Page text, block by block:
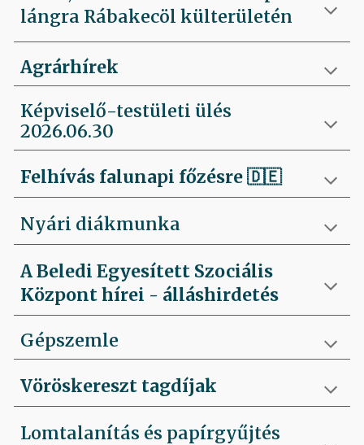
lángra Rábakecöl külterületén
Agrárhírek
Képviselő-testületi ülés
2026.06.30
Felhívás falunapi főzésre🇩🇪
Nyári diákmunka
A Beledi Egyesített Szociális
Központ hírei - álláshirdetés
Gépszemle
Vöröskereszt tagdíjak
Lomtalanítás és papírgyűjtés